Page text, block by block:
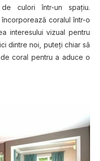
culori într-un spaţiu.
coralul într-o
interesului vizual pentru
dintre noi, puteţi chiar să
coral pentru a aduce o